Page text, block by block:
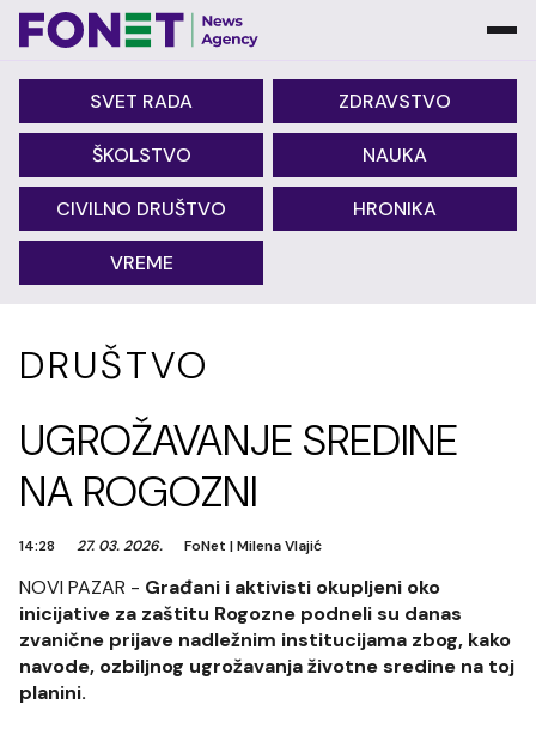
SVET RADA ZDRAVSTVO
ŠKOLSTVO NAUKA
CIVILNO DRUŠTVO HRONIKA
VREME
DRUŠTVO
UGROŽAVANJE SREDINE
NA ROGOZNI
14:28 27. 03. 2026. FoNet |Milena Vlajić
NOVI PAZAR - Građani i aktivisti okupljeni oko
inicijative za zaštitu Rogozne podneli su danas
zvanične prijave nadležnim institucijama zbog, kako
navode, ozbiljnog ugrožavanja životne sredine na toj
planini.